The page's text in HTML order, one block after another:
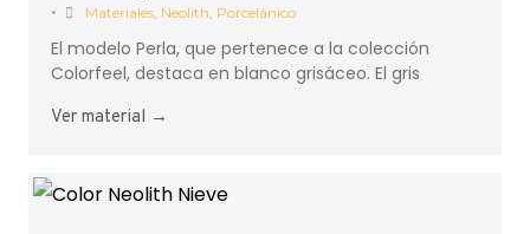
• Materiales, Neolith Porcelánico
El modelo Perla, que pertenece a la colección
Colorfeel, destaca en blanco grisáceo. El gris
Ver material →